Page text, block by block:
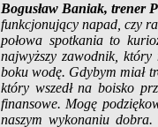
Bogusław Baniak, trener
funkcjonujący napad, czy
połowa spotkania to
najwyższy zawodnik,
boku wodę. Gdybym miał
który wszedł na boisko
finansowe. Mogę
naszym wykonaniu